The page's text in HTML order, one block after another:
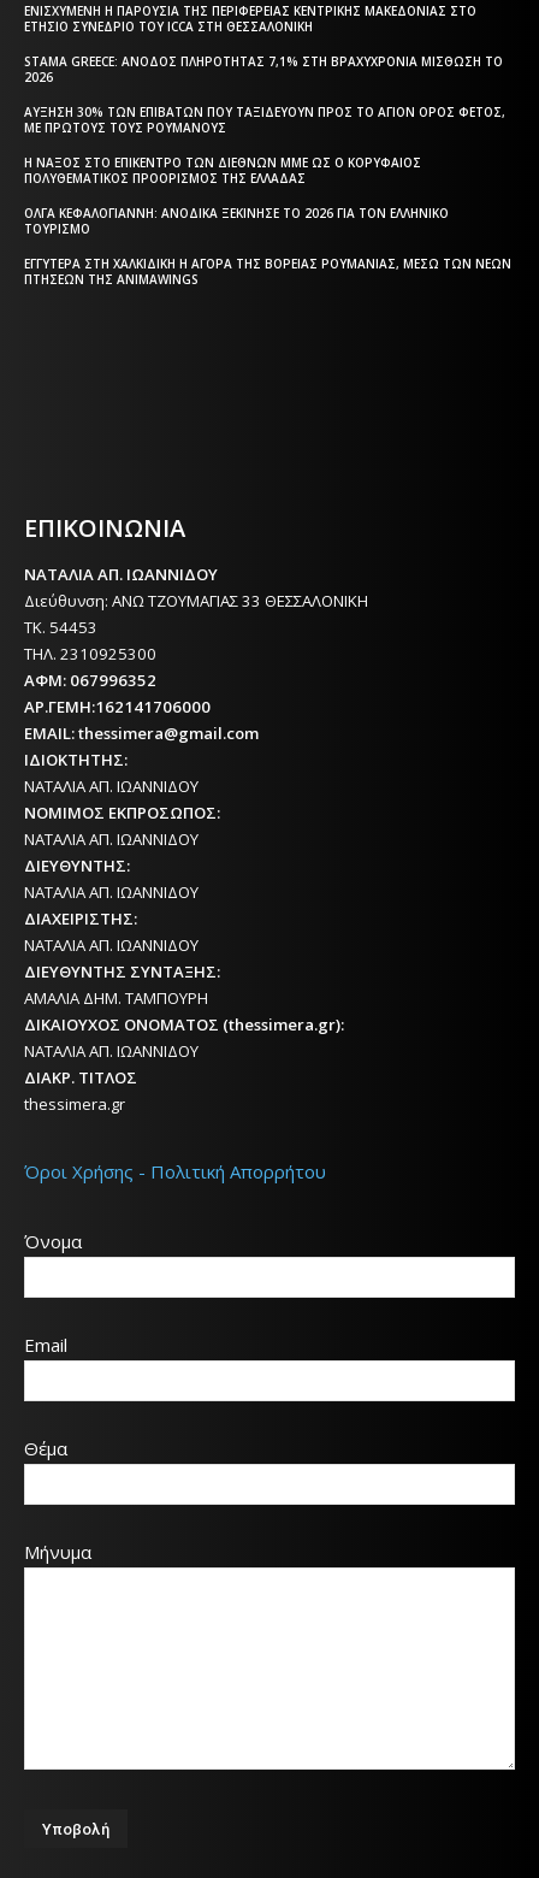
ΕΝΙΣΧΥΜΈΝΗ Η ΠΑΡΟΥΣΊΑ ΤΗΣ ΠΕΡΙΦΈΡΕΙΑΣ ΚΕΝΤΡΙΚΉΣ ΜΑΚΕΔΟΝΊΑΣ ΣΤΟ
ΕΤΉΣΙΟ ΣΥΝΈΔΡΙΟ ΤΟΥ ICCA ΣΤΗ ΘΕΣΣΑΛΟΝΊΚΗ
STAMA GREECE: ΆΝΟΔΟΣ ΠΛΗΡΌΤΗΤΑΣ 7,1% ΣΤΗ ΒΡΑΧΥΧΡΌΝΙΑ ΜΊΣΘΩΣΗ ΤΟ
2026
ΑΎΞΗΣΗ 30% ΤΩΝ ΕΠΙΒΑΤΏΝ ΠΟΥ ΤΑΞΙΔΕΎΟΥΝ ΠΡΟΣ ΤΟ ΆΓΙΟΝ ΌΡΟΣ ΦΈΤΟΣ,
ΜΕ ΠΡΏΤΟΥΣ ΤΟΥΣ ΡΟΥΜΆΝΟΥΣ
Η ΝΆΞΟΣ ΣΤΟ ΕΠΊΚΕΝΤΡΟ ΤΩΝ ΔΙΕΘΝΏΝ ΜΜΕ ΩΣ Ο ΚΟΡΥΦΑΊΟΣ
ΠΟΛΥΘΕΜΑΤΙΚΌΣ ΠΡΟΟΡΙΣΜΌΣ ΤΗΣ ΕΛΛΆΔΑΣ
ΌΛΓΑ ΚΕΦΑΛΟΓΙΆΝΝΗ: ΑΝΟΔΙΚΆ ΞΕΚΊΝΗΣΕ ΤΟ 2026 ΓΙΑ ΤΟΝ ΕΛΛΗΝΙΚΌ
ΤΟΥΡΙΣΜΌ
ΕΓΓΎΤΕΡΑ ΣΤΗ ΧΑΛΚΙΔΙΚΉ Η ΑΓΟΡΆ ΤΗΣ ΒΌΡΕΙΑΣ ΡΟΥΜΑΝΊΑΣ, ΜΈΣΩ ΤΩΝ ΝΈΩΝ
ΠΤΉΣΕΩΝ ΤΗΣ ANIMAWINGS
ΕΠΙΚΟΙΝΩΝΙΑ
ΝΑΤΑΛΙΑ ΑΠ. ΙΩΑΝΝΙΔΟΥ
Διεύθυνση: ΑΝΩ ΤΖΟΥΜΑΓΙΑΣ 33 ΘΕΣΣΑΛΟΝΙΚΗ
ΤΚ. 54453
ΤΗΛ. 2310925300
ΑΦΜ: 067996352
ΑΡ.ΓΕΜΗ:162141706000
EMAIL: thessimera@gmail.com
ΙΔΙΟΚΤΗΤΗΣ:
ΝΑΤΑΛΙΑ ΑΠ. ΙΩΑΝΝΙΔΟΥ
ΝΟΜΙΜΟΣ ΕΚΠΡΟΣΩΠΟΣ:
ΝΑΤΑΛΙΑ ΑΠ. ΙΩΑΝΝΙΔΟΥ
ΔΙΕΥΘΥΝΤΗΣ:
ΝΑΤΑΛΙΑ ΑΠ. ΙΩΑΝΝΙΔΟΥ
ΔΙΑΧΕΙΡΙΣΤΗΣ:
ΝΑΤΑΛΙΑ ΑΠ. ΙΩΑΝΝΙΔΟΥ
ΔΙΕΥΘΥΝΤΗΣ ΣΥΝΤΑΞΗΣ:
ΑΜΑΛΙΑ ΔΗΜ. ΤΑΜΠΟΥΡΗ
ΔΙΚΑΙΟΥΧΟΣ ΟΝΟΜΑΤΟΣ (thessimera.gr):
ΝΑΤΑΛΙΑ ΑΠ. ΙΩΑΝΝΙΔΟΥ
ΔΙΑΚΡ. ΤΙΤΛΟΣ
thessimera.gr
Όροι Χρήσης - Πολιτική Απορρήτου
Όνομα
Email
Θέμα
Μήνυμα